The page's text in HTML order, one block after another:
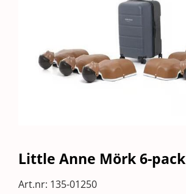
Little Anne Mörk 6-pack
Art.nr: 135-01250